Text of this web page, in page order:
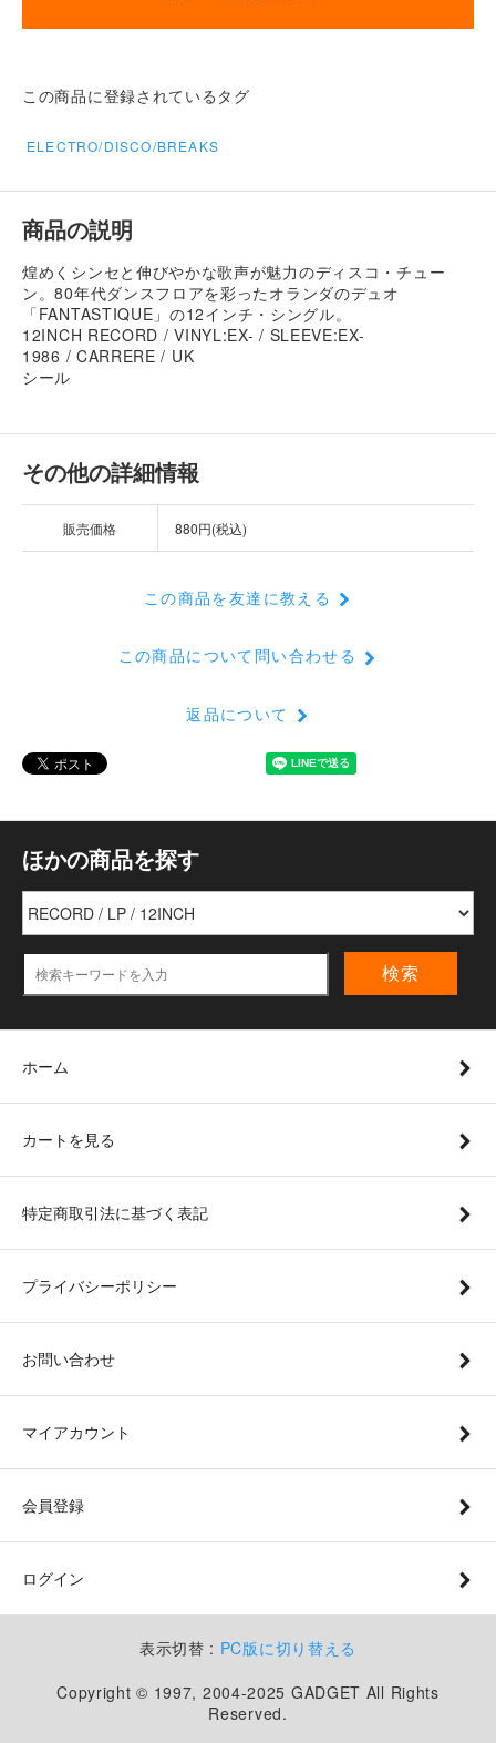
この商品に登録されているタグ
ELECTRO/DISCO/BREAKS
商品の説明
煌めくシンセと伸びやかな歌声が魅力のディスコ・チュー
ン。80年代ダンスフロアを彩ったオランダのデュオ
「FANTASTIQUE」の12インチ・シングル。
12INCH RECORD / VINYL:EX- / SLEEVE:EX-
1986 / CARRERE / UK
シール
その他の詳細情報
販売価格 880円(税込)
この商品を友達に教える
この商品について問い合わせる
返品について
ほかの商品を探す
検索
ホーム
カートを見る
特定商取引法に基づく表記
プライバシーポリシー
お問い合わせ
マイアカウント
会員登録
ログイン
表示切替 : PC版に切り替える
Copyright © 1997, 2004-2025 GADGET All Rights
Reserved.